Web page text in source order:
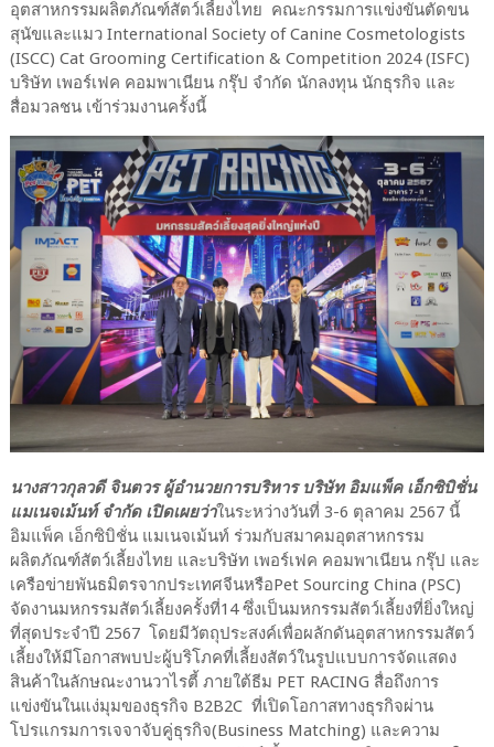
อุตสาหกรรมผลิตภัณฑ์สัตว์เลี้ยงไทย คณะกรรมการแข่งขันตัดขน
สุนัขและแมว International Society of Canine Cosmetologists
(ISCC) Cat Grooming Certification & Competition 2024 (ISFC)
บริษัท เพอร์เฟค คอมพาเนียน กรุ๊ป จำกัด นักลงทุน นักธุรกิจ และ
สื่อมวลชน เข้าร่วมงานครั้งนี้
นางสาวกุลวดี จินตวร ผู้อำนวยการบริหาร บริษัท อิมแพ็ค เอ็กซิบิชั่น
แมเนจเม้นท์ จำกัด เปิดเผยว่าในระหว่างวันที่ 3-6 ตุลาคม 2567 นี้
อิมแพ็ค เอ็กซิบิชั่น แมเนจเม้นท์ ร่วมกับสมาคมอุตสาหกรรม
ผลิตภัณฑ์สัตว์เลี้ยงไทย และบริษัท เพอร์เฟค คอมพาเนียน กรุ๊ป และ
เครือข่ายพันธมิตรจากประเทศจีนหรือPet Sourcing China (PSC)
จัดงานมหกรรมสัตว์เลี้ยงครั้งที่14 ซึ่งเป็นมหกรรมสัตว์เลี้ยงที่ยิ่งใหญ่
ที่สุดประจำปี 2567 โดยมีวัตถุประสงค์เพื่อผลักดันอุตสาหกรรมสัตว์
เลี้ยงให้มีโอกาสพบปะผู้บริโภคที่เลี้ยงสัตว์ในรูปแบบการจัดแสดง
สินค้าในลักษณะงานวาไรตี้ ภายใต้ธีม PET RACING สื่อถึงการ
แข่งขันในแง่มุมของธุรกิจ B2B2C ที่เปิดโอกาสทางธุรกิจผ่าน
โปรแกรมการเจจาจับคู่ธุรกิจ(Business Matching) และความ